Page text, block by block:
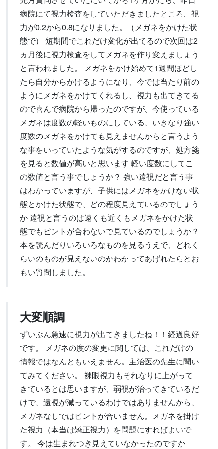
病院にて視力検査をしていただきましたところ、視
力が0.2から0.8になりました。（メガネをかけた状
態で） 短期間でこれだけ変化が出てるので次回は2
ヵ月後に視力検査をしてメガネを作り変えましょう
と言われました。 メガネをかけ始めて1週間ほどし
たら自分からかけるようになり、今では当たり前の
ようにメガネをかけてくれるし、視力も出てきてる
ので喜んで病院から帰ったのですが、今使っている
メガネは度数の軽いものにしている、いきなり強い
度数のメガネをかけても見えませんからと言うよう
な事をいっていたような気がするのですが、処方箋
を見ると数値が高いと思います 軽い度数にしてこ
の数値と言う事でしょうか？ 強い遠視だと言う事
はわかっていますが、子供にはメガネをかけない状
態とかけた状態で、どの程度見えているのでしょう
か 遠視と言うのは遠くも近くもメガネをかけた状
態でもピントが合わないで見ているのでしょうか？
本を読んだりいろいろなものを見るうえで、どれく
らいのものが見えないのかわかってあげれたらとお
もい質問しました。
大変順調
ずいぶん急速に視力が出てきましたね！！経過良好
です。 メガネの度の変更に関しては、これだけの
情報ではなんともいえません。主治医の先生に聞い
てみてください。 裸眼視力もそれなりに上がって
きているとは思いますが、弱視が治ってきているだ
けで、遠視が減っているわけではありませんから、
メガネなしではピントが合いません。メガネを掛け
た視力（本当は矯正視力）を問題にすればよいで
す。 今は生まれつき見えていなかったのですか